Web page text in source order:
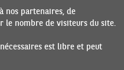
NUAGES
nos partenaires, de
le nombre de visiteurs du site.
est libre et peut